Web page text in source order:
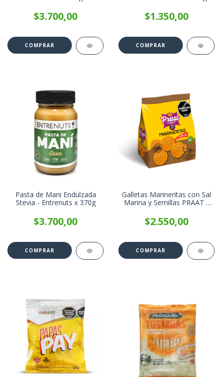
$3.700,00 $1.350,00
Pasta de Mani Endulzada
Stevia - Entrenuts x 370g
$3.700,00
Galletas Marineritas con Sal
Marina y Semillas PRAAT x
$2.550,00